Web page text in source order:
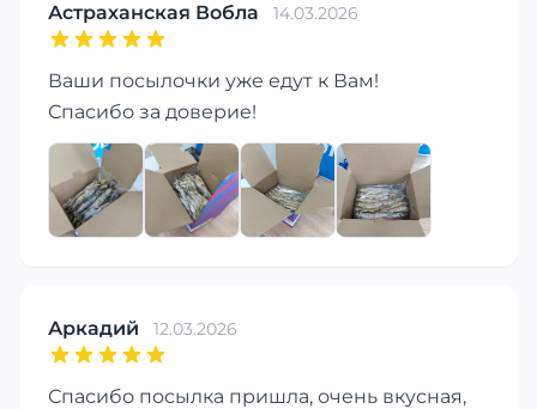
Астраханская Вобла 14.03.2026
Ваши посылочки уже едут к Вам!
Спасибо за доверие!
Аркадий 12.03.2026
Спасибо посылка пришла, очень вкусная,